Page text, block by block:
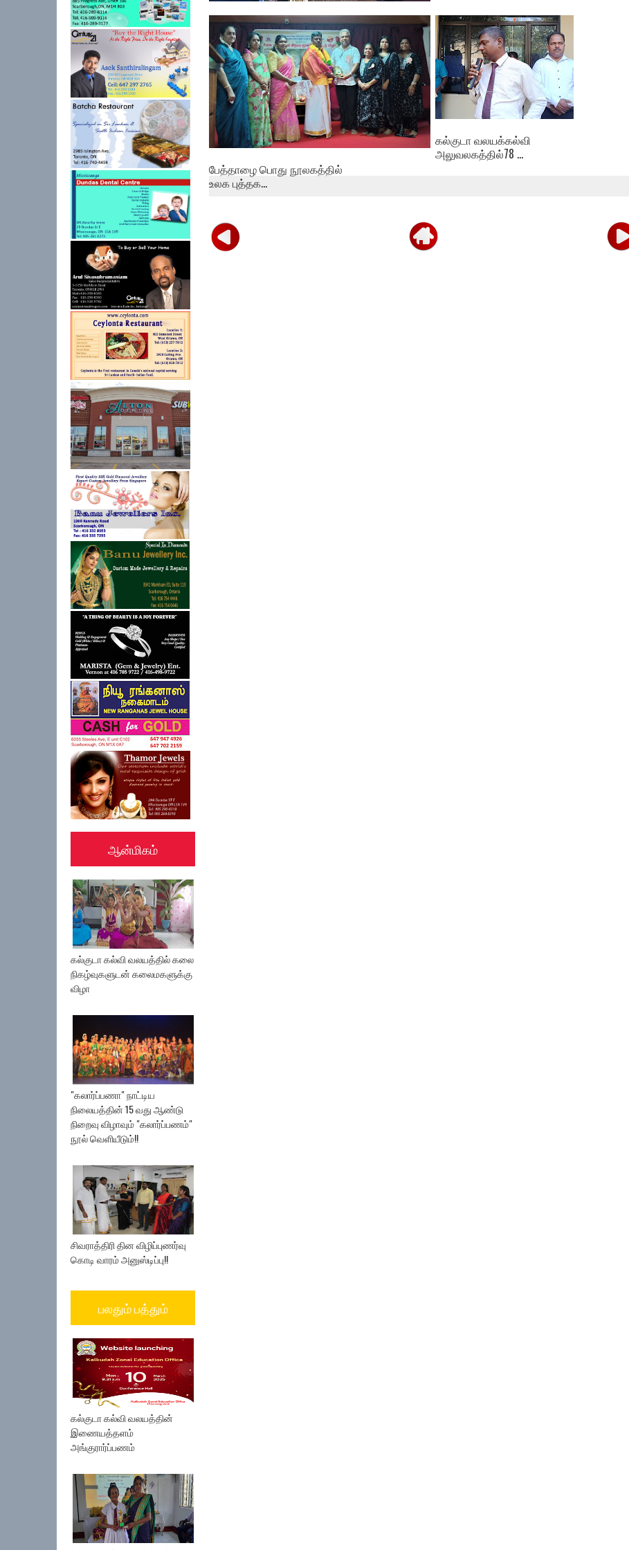
ஆன்மிகம்
கல்குடா கல்வி வலயத்தில் கலை
நிகழ்வுகளுடன் கலைமகளுக்கு
விழா
"கலார்ப்பணா" நாட்டிய
நிலையத்தின் 15 வது ஆண்டு
நிறைவு விழாவும் "கலார்ப்பணம்"
நூல் வெளியீடும்!!
சிவராத்திரி தின விழிப்புணர்வு
கொடி வாரம் அனுஸ்டிப்பு!!
பலதும் பத்தும்
கல்குடா கல்வி வலயத்தின்
இணையத்தளம்
அங்குரார்ப்பணம்
தமிழ் சிங்கள சித்திரை
புதுவருட கலை...
பேத்தாழை பொது நூலகத்தில்
உலக புத்தக...
கல்குடா வலயக்கல்வி
அலுவலகத்தில்78 ...